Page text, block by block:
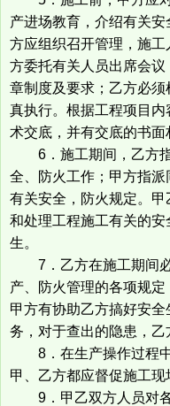
产进场教育，介绍有关
方应组织召开管理，施
方委托有关人员出席会
章制度及要求；乙方必
真执行。根据工程项目
术交底，并有交底的书面
6．施工期间，乙方指
全、防火工作；甲方指
有关安全，防火规定。
和处理工程施工有关的
生。
7．乙方在施工期间必
产、防火管理的各项规定
甲方有协助乙方搞好安
务，对于查出的隐患，乙
8．在生产操作过程中
甲、乙方都应督促施工现
9．甲乙双方人员对各